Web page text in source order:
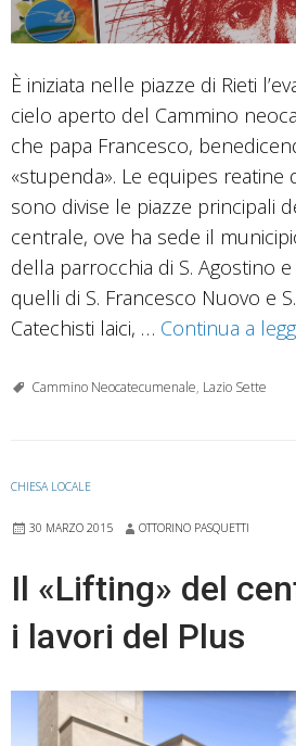
È iniziata nelle piazze di Rieti
cielo aperto del Cammino
che papa Francesco,
«stupenda». Le equipes reatine
sono divise le piazze principali
centrale, ove ha sede il
della parrocchia di S. Agostino
quelli di S. Francesco Nuovo e
Catechisti laici, … Continua a
Cammino Neocatecumenale, Lazio Sette
CHIESA LOCALE
30 MARZO 2015 OTTORINO PASQUETTI
Il «Lifting» del
i lavori del Plus